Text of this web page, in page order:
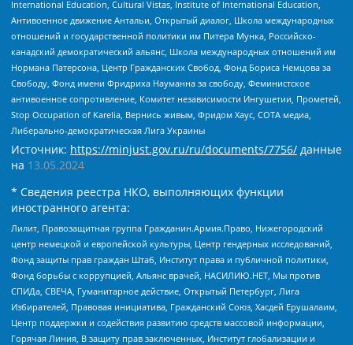
International Education, Cultural Vistas, Institute of International Education,
Антивоенное движение Антальи, Открытый диалог, Школа международных
отношений и государственной политики им Питера Мунка, Российско-
канадский демократический альянс, Школа международных отношений им
Нормана Патерсона, Центр Гражданских Свобод, Фонд Бориса Немцова за
Свободу, Фонд имени Фридриха Науманна за свободу, Феминистское
антивоенное сопротивление, Комитет независимости Ингушетии, Прометей,
Stop Occupation of Karelia, Вернись живым, Фридом Хаус, СОТА медиа,
Либерально-демократическая Лига Украины
Источник: https://minjust.gov.ru/ru/documents/7756/ данные
на 13.05.2024
* Сведения реестра НКО, выполняющих функции
иностранного агента:
Лилит, Правозащитная группа Гражданин.Армия.Право, Нижегородский
центр немецкой и европейской культуры, Центр гендерных исследований,
Фонд защиты прав граждан Штаб, Институт права и публичной политики,
Фонд борьбы с коррупцией, Альянс врачей, НАСИЛИЮ.НЕТ, Мы против
СПИДа, СВЕЧА, Гуманитарное действие, Открытый Петербург, Лига
Избирателей, Правовая инициатива, Гражданский Союз, Хасдей Ерушалаим,
Центр поддержки и содействия развитию средств массовой информации,
Горячая Линия, В защиту прав заключенных, Институт глобализации и